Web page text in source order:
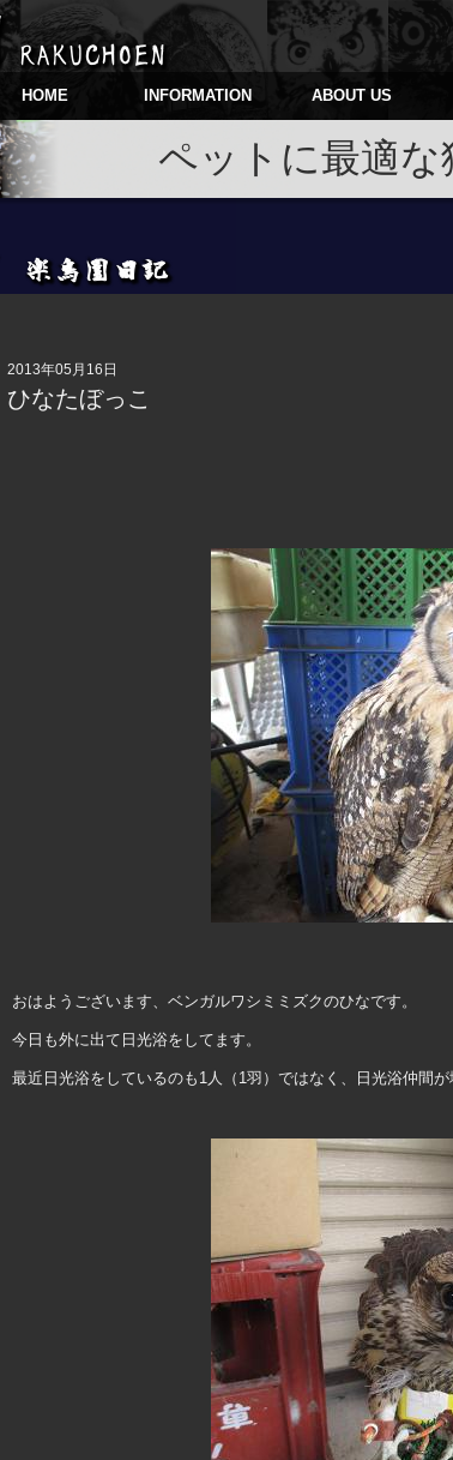
HOME INFORMATION ABOUT US
ペットに最適
2013年05月16日
ひなたぼっこ
おはようございます、ベンガルワシミミズクのひなです。
今日も外に出て日光浴をしてます。
最近日光浴をしているのも1人（1羽）ではなく、日光浴仲間が